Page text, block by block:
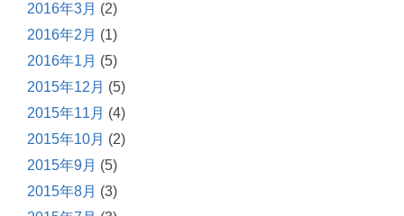
2016年3月 (2)
2016年2月 (1)
2016年1月 (5)
2015年12月 (5)
2015年11月 (4)
2015年10月 (2)
2015年9月 (5)
2015年8月 (3)